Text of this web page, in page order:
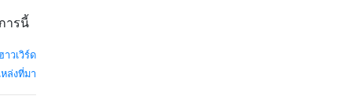
ารนี้
ฮาวเวิร์ด
ล่งที่มา